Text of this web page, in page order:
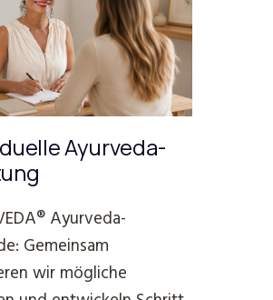
Ayurveda-
Ayurveda-
Gemeinsam
wir mögliche